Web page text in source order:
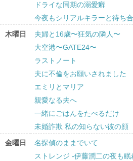
ドライな同期の溺愛癖
今夜もシリアルキラーと待ち
木曜日
夫婦と16歳〜狂気の隣人〜
大空港〜GATE24〜
ラストノート
夫に不倫をお願いされました
エミリとマリア
親愛なる夫へ
一緒にごはんをたべるだけ
未婚詐欺 私の知らない彼の顔
金曜日
名探偵のままでいて
ストレンジ -伊藤潤二の夜も